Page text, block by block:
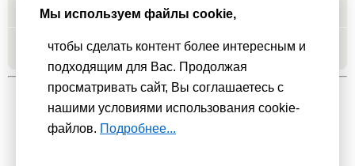
Добавить
Мы используем файлы cookie,
чтобы сделать контент более интересным и
подходящим для Вас. Продолжая
просматривать сайт, Вы соглашаетесь с
нашими условиями использования cookie-
файлов. Подробнее...